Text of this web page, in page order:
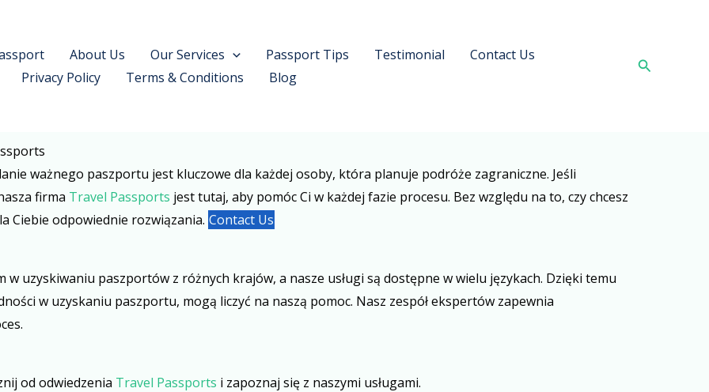
About Us Our Services Passport Tips Testimonial
Contact Us
Privacy Policy Terms & Conditions Blog
Search
ważnego paszportu jest kluczowe dla każdej osoby, która planuje podróże zagraniczne. Jeśli
firma Travel Passports jest tutaj, aby pomóc Ci w każdej fazie procesu. Bez względu na to, czy chcesz
Ciebie odpowiednie rozwiązania. Contact Us
uzyskiwaniu paszportów z różnych krajów, a nasze usługi są dostępne w wielu językach. Dzięki temu
w uzyskaniu paszportu, mogą liczyć na naszą pomoc. Nasz zespół ekspertów zapewnia
od odwiedzenia Travel Passports i zapoznaj się z naszymi usługami.